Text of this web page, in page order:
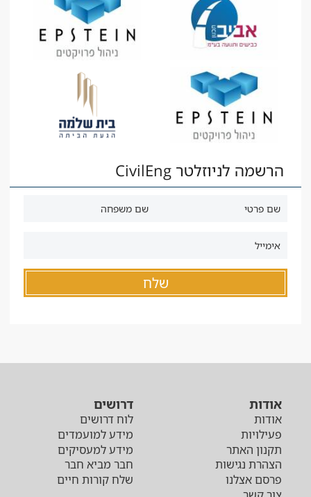
הרשמה לניוזלטר CivilEng
אודות
אודות
פעילויות
תקנון האתר
הצהרת נגישות
פרסם אצלנו
דרושים
לוח דרושים
מידע למועמדים
מידע למעסיקים
חבר מביא חבר
שלח קורות חיים